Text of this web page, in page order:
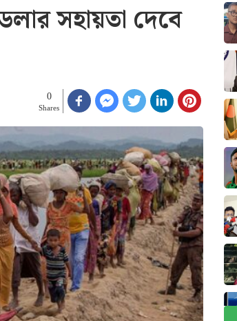
সহায়তা দেবে
0
Shares